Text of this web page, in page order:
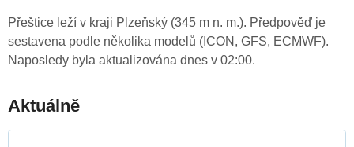
Přeštice leží v kraji Plzeňský (345 m n. m.). Předpověď je
sestavena podle několika modelů (ICON, GFS, ECMWF).
Naposledy byla aktualizována dnes v 02:00.
Aktuálně